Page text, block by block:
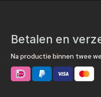
Betalen en
Na productie binnen twee